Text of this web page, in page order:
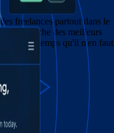
freelances partout dans le
l'embauche des meilleurs
de temps qu'il n'en faut